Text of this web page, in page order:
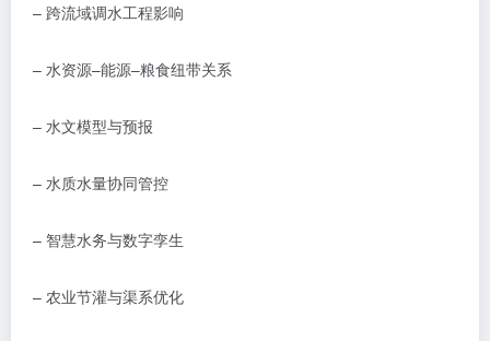
– 跨流域调水工程影响
– 水资源–能源–粮食纽带关系
– 水文模型与预报
– 水质水量协同管控
– 智慧水务与数字孪生
– 农业节灌与渠系优化